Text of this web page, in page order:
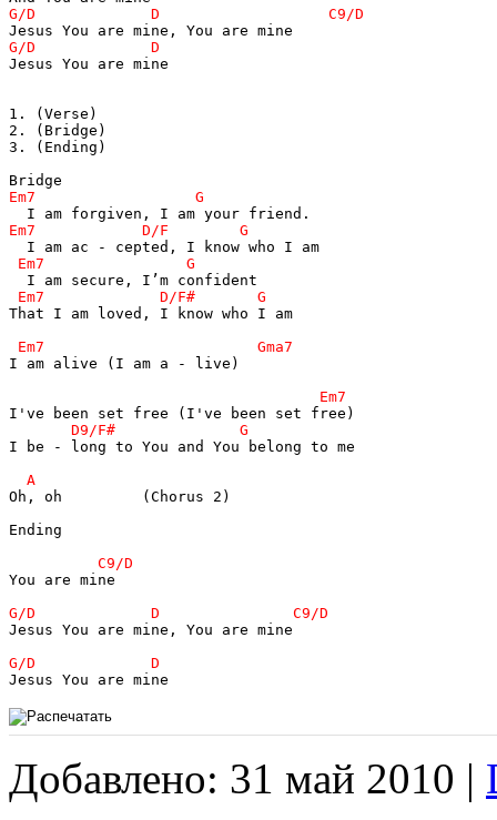
Jesus You are mine
1. (Verse)
2. (Bridge)
3. (Ending)
That I am loved, I know who I am
I am alive (I am a - live)
I be - long to You and You belong to me
Oh, oh         (Chorus 2)
Ending
You are mine
Jesus You are mine, You are mine
Jesus You are mine
Добавлено: 31 май 2010 |